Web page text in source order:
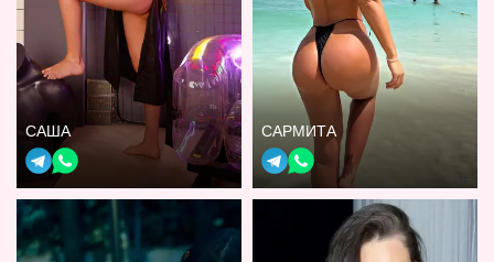
САША САРМИТА